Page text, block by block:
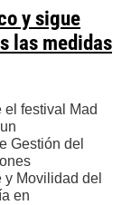
y sigue
las medidas
el festival Mad
Gestión del
y Movilidad del
en